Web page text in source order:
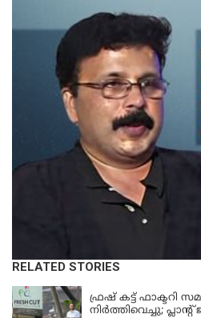
RELATED STORIES
KERALA
ഫ്രഷ് കട്ട് ഫാക്ടറി
നിർത്തിവെച്ചു;